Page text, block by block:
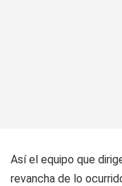
Así el equipo que
revancha de lo